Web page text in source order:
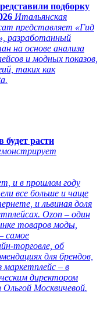
подборку
Итальянская
представляет «Гид
разработанный
на основе анализа
и модных показов,
таких как
будет расти
и в прошлом году
все больше и чаще
и львиная доля
Ozon – один
товаров моды,
самое
торговле, об
для брендов,
маркетплейс – в
директором
Ольгой Москвичевой.